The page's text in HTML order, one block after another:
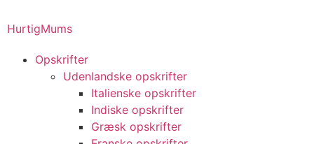
HurtigMums
Opskrifter
Udenlandske opskrifter
Italienske opskrifter
Indiske opskrifter
Græsk opskrifter